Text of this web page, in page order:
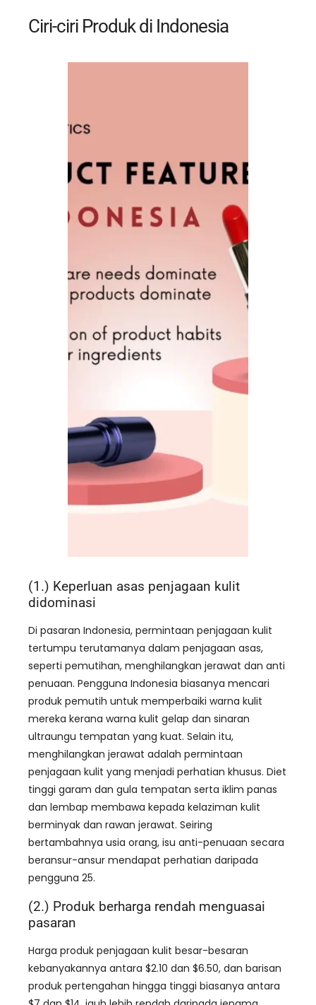
Ciri-ciri Produk di Indonesia
(1.) Keperluan asas penjagaan kulit
didominasi
Di pasaran Indonesia, permintaan penjagaan kulit
tertumpu terutamanya dalam penjagaan asas,
seperti pemutihan, menghilangkan jerawat dan anti
penuaan. Pengguna Indonesia biasanya mencari
produk pemutih untuk memperbaiki warna kulit
mereka kerana warna kulit gelap dan sinaran
ultraungu tempatan yang kuat. Selain itu,
menghilangkan jerawat adalah permintaan
penjagaan kulit yang menjadi perhatian khusus. Diet
tinggi garam dan gula tempatan serta iklim panas
dan lembap membawa kepada kelaziman kulit
berminyak dan rawan jerawat. Seiring
bertambahnya usia orang, isu anti-penuaan secara
beransur-ansur mendapat perhatian daripada
pengguna 25.
(2.) Produk berharga rendah menguasai
pasaran
Harga produk penjagaan kulit besar-besaran
kebanyakannya antara $2.10 dan $6.50, dan barisan
produk pertengahan hingga tinggi biasanya antara